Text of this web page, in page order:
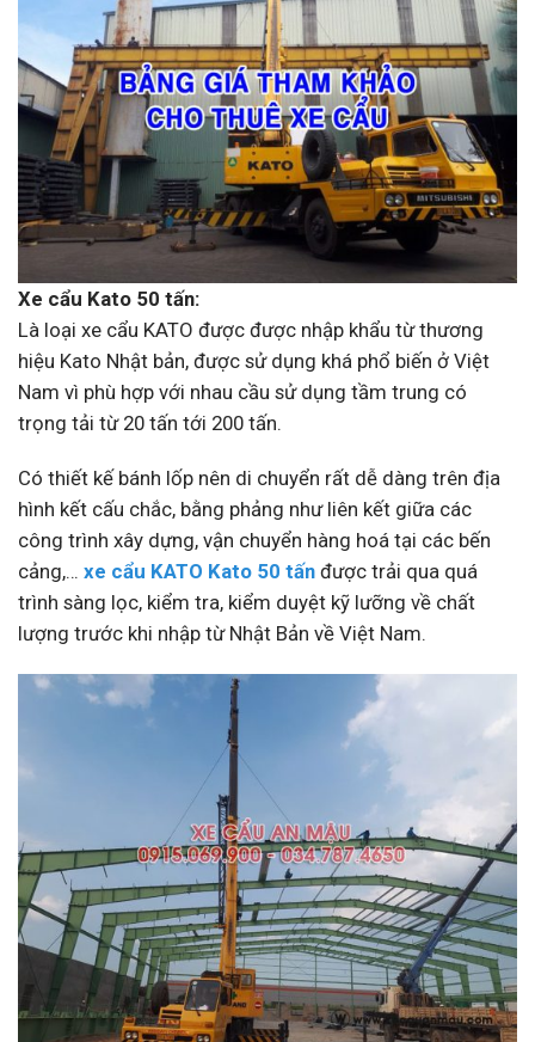
Xe cẩu Kato 50 tấn:
Là loại xe cẩu KATO được được nhập khẩu từ thương
hiệu Kato Nhật bản, được sử dụng khá phổ biến ở Việt
Nam vì phù hợp với nhau cầu sử dụng tầm trung có
trọng tải từ 20 tấn tới 200 tấn.
Có thiết kế bánh lốp nên di chuyển rất dễ dàng trên địa
hình kết cấu chắc, bằng phảng như liên kết giữa các
công trình xây dựng, vận chuyển hàng hoá tại các bến
cảng,… xe cẩu KATO Kato 50 tấn được trải qua quá
trình sàng lọc, kiểm tra, kiểm duyệt kỹ lưỡng về chất
lượng trước khi nhập từ Nhật Bản về Việt Nam.